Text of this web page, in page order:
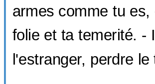
armes comme tu
folie et ta temerité. -
l'estranger, perdre